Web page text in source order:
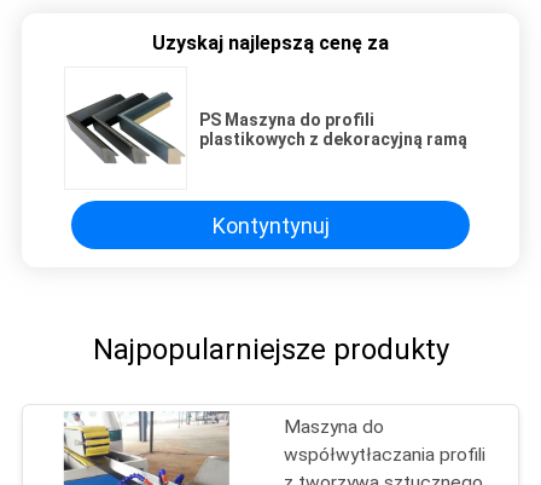
Uzyskaj najlepszą cenę za
PS Maszyna do profili
plastikowych z dekoracyjną ramą
Kontyntynuj
Najpopularniejsze produkty
Maszyna do
współwytłaczania profili